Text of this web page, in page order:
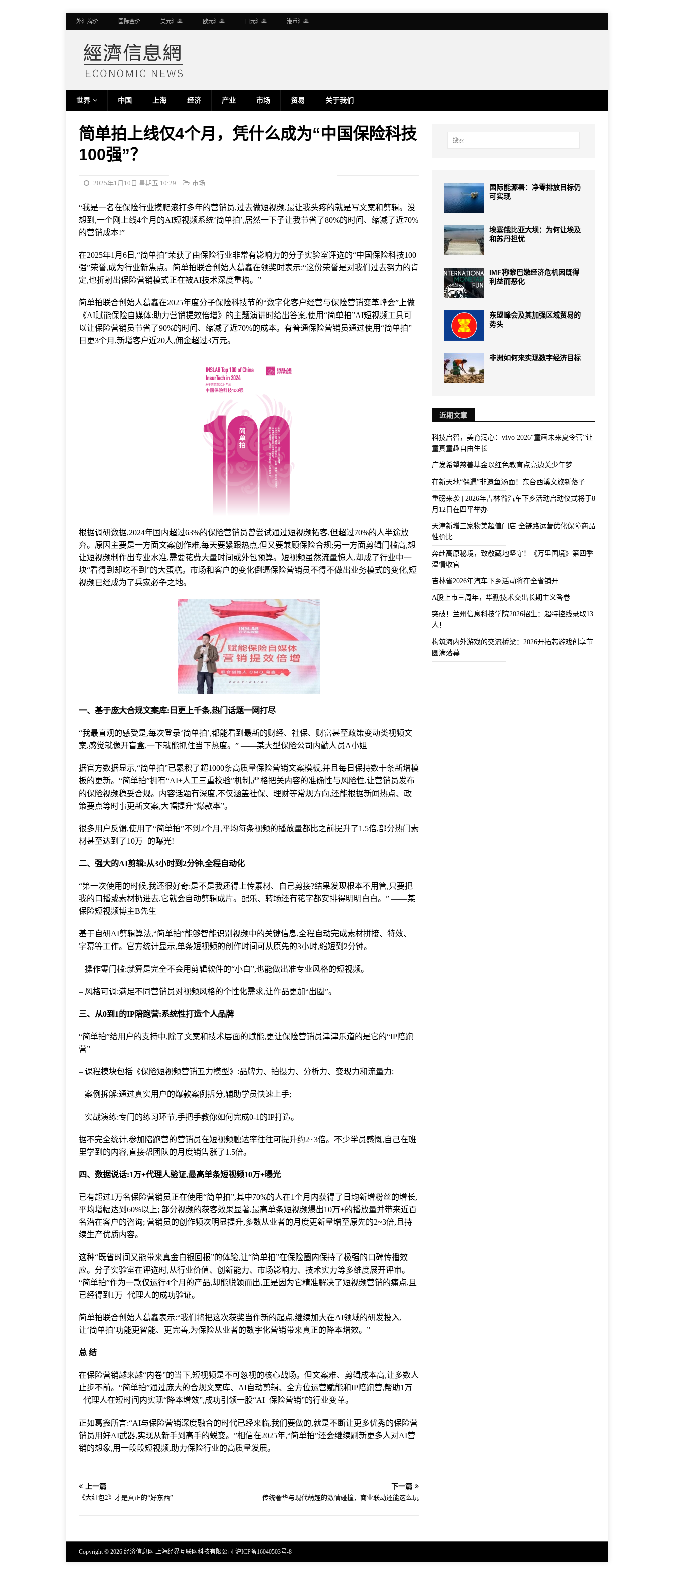
外汇牌价 国际金价 美元汇率 欧元汇率 日元汇率 港币汇率
世界 中国 上海 经济 产业 市场 贸易 关于我们
简单拍上线仅4个月，凭什么成为“中国保险科技
100强”？
2025年1月10日 星期五 10:29 市场
“我是一名在保险行业摸爬滚打多年的营销员,过去做短视频,最让我头疼的就是写文案和剪辑。没
想到,一个刚上线4个月的AI短视频系统‘简单拍’,居然一下子让我节省了80%的时间、缩减了近70%
的营销成本!”
在2025年1月6日,“简单拍”荣获了由保险行业非常有影响力的分子实验室评选的“中国保险科技100
强”荣誉,成为行业新焦点。简单拍联合创始人葛鑫在领奖时表示:“这份荣誉是对我们过去努力的肯
定,也折射出保险营销模式正在被AI技术深度重构。”
简单拍联合创始人葛鑫在2025年度分子保险科技节的“数字化客户经营与保险营销变革峰会”上做
《AI赋能保险自媒体:助力营销提效倍增》的主题演讲时给出答案,使用“简单拍”AI短视频工具可
以让保险营销员节省了90%的时间、缩减了近70%的成本。有普通保险营销员通过使用“简单拍”
日更3个月,新增客户近20人,佣金超过3万元。
根据调研数据,2024年国内超过63%的保险营销员曾尝试通过短视频拓客,但超过70%的人半途放
弃。原因主要是一方面文案创作难,每天要紧跟热点,但又要兼顾保险合规;另一方面剪辑门槛高,想
让短视频制作出专业水准,需要花费大量时间或外包预算。短视频虽然流量惊人,却成了行业中一
块“看得到却吃不到”的大蛋糕。市场和客户的变化倒逼保险营销员不得不做出业务模式的变化,短
视频已经成为了兵家必争之地。
一、基于庞大合规文案库:日更上千条,热门话题一网打尽
“我最直观的感受是,每次登录‘简单拍’,都能看到最新的财经、社保、财富甚至政策变动类视频文
案,感觉就像开盲盒,一下就能抓住当下热度。” ——某大型保险公司内勤人员A小姐
据官方数据显示,“简单拍”已累积了超1000条高质量保险营销文案模板,并且每日保持数十条新增模
板的更新。“简单拍”拥有“AI+人工三重校验”机制,严格把关内容的准确性与风险性,让营销员发布
的保险视频稳妥合规。内容话题有深度,不仅涵盖社保、理财等常规方向,还能根据新闻热点、政
策要点等时事更新文案,大幅提升“爆款率”。
很多用户反馈,使用了“简单拍”不到2个月,平均每条视频的播放量都比之前提升了1.5倍,部分热门素
材甚至达到了10万+的曝光!
二、强大的AI剪辑:从3小时到2分钟,全程自动化
“第一次使用的时候,我还很好奇:是不是我还得上传素材、自己剪接?结果发现根本不用管,只要把
我的口播或素材扔进去,它就会自动剪辑成片。配乐、转场还有花字都安排得明明白白。” ——某
保险短视频博主B先生
基于自研AI剪辑算法,“简单拍”能够智能识别视频中的关键信息,全程自动完成素材拼接、特效、
字幕等工作。官方统计显示,单条短视频的创作时间可从原先的3小时,缩短到2分钟。
– 操作零门槛:就算是完全不会用剪辑软件的“小白”,也能做出准专业风格的短视频。
– 风格可调:满足不同营销员对视频风格的个性化需求,让作品更加“出圈”。
三、从0到1的IP陪跑营:系统性打造个人品牌
“简单拍”给用户的支持中,除了文案和技术层面的赋能,更让保险营销员津津乐道的是它的“IP陪跑
营”
– 课程模块包括《保险短视频营销五力模型》:品牌力、拍摄力、分析力、变现力和流量力;
– 案例拆解:通过真实用户的爆款案例拆分,辅助学员快速上手;
– 实战演练:专门的练习环节,手把手教你如何完成0-1的IP打造。
据不完全统计,参加陪跑营的营销员在短视频触达率往往可提升约2~3倍。不少学员感慨,自己在班
里学到的内容,直接帮团队的月度销售涨了1.5倍。
四、数据说话:1万+代理人验证,最高单条短视频10万+曝光
已有超过1万名保险营销员正在使用“简单拍”,其中70%的人在1个月内获得了日均新增粉丝的增长,
平均增幅达到60%以上; 部分视频的获客效果显著,最高单条短视频爆出10万+的播放量并带来近百
名潜在客户的咨询; 营销员的创作频次明显提升,多数从业者的月度更新量增至原先的2~3倍,且持
续生产优质内容。
这种“既省时间又能带来真金白银回报”的体验,让“简单拍”在保险圈内保持了极强的口碑传播效
应。分子实验室在评选时,从行业价值、创新能力、市场影响力、技术实力等多维度展开评审。
“简单拍”作为一款仅运行4个月的产品,却能脱颖而出,正是因为它精准解决了短视频营销的痛点,且
已经得到1万+代理人的成功验证。
简单拍联合创始人葛鑫表示:“我们将把这次获奖当作新的起点,继续加大在AI领域的研发投入,
让‘简单拍’功能更智能、更完善,为保险从业者的数字化营销带来真正的降本增效。”
总 结
在保险营销越来越“内卷”的当下,短视频是不可忽视的核心战场。但文案难、剪辑成本高,让多数人
止步不前。“简单拍”通过庞大的合规文案库、AI自动剪辑、全方位运营赋能和IP陪跑营,帮助1万
+代理人在短时间内实现“降本增效”,成功引领一股“AI+保险营销”的行业变革。
正如葛鑫所言:“AI与保险营销深度融合的时代已经来临,我们要做的,就是不断让更多优秀的保险营
销员用好AI武器,实现从新手到高手的蜕变。”相信在2025年,“简单拍”还会继续刷新更多人对AI营
销的想象,用一段段短视频,助力保险行业的高质量发展。
上一篇
《大红包2》才是真正的“好东西”
下一篇
传统奢华与现代萌趣的激情碰撞，商业联动还能这么玩
国际能源署：净零排放目标仍
可实现
埃塞俄比亚大坝：为何让埃及
和苏丹担忧
IMF称黎巴嫩经济危机因既得
利益而恶化
东盟峰会及其加强区域贸易的
势头
非洲如何来实现数字经济目标
近期文章
科技启智，美育润心：vivo 2026“童画未来夏令营”让
童真童趣自由生长
广发希望慈善基金以红色教育点亮边关少年梦
在新天地“偶遇”非遗鱼汤面！东台西溪文旅新落子
重磅来袭 | 2026年吉林省汽车下乡活动启动仪式将于8
月12日在四平举办
天津新增三家物美超值门店 全链路运营优化保障商品
性价比
奔赴高原秘境，致敬藏地坚守！《万里国境》第四季
温情收官
吉林省2026年汽车下乡活动将在全省铺开
A股上市三周年，华勤技术交出长期主义答卷
突破！兰州信息科技学院2026招生：超特控线录取13
人！
构筑海内外游戏的交流桥梁：2026开拓芯游戏创享节
圆满落幕
Copyright © 2026 经济信息网 上海经界互联网科技有限公司 沪ICP备16040503号-8